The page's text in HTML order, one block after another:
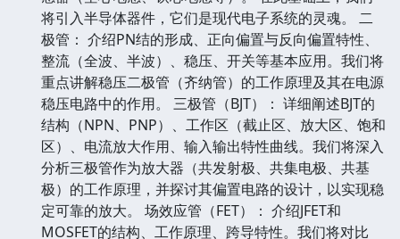
将引入半导体器件，它们是现代电子系统的灵魂。 二
极管： 介绍PN结的形成、正向偏置与反向偏置特性、
整流（全波、半波）、稳压、开关等基本应用。我们将
重点讲解稳压二极管（齐纳管）的工作原理及其在电源
稳压电路中的作用。 三极管（BJT）： 详细阐述BJT的
结构（NPN、PNP）、工作区（截止区、放大区、饱和
区）、电流放大作用、输入输出特性曲线。我们将深入
分析三极管作为放大器（共发射极、共集电极、共基
极）的工作原理，并探讨其偏置电路的设计，以实现稳
定可靠的放大。 场效应管（FET）： 介绍JFET和
MOSFET的结构、工作原理、跨导特性。我们将对比